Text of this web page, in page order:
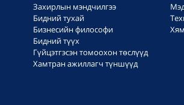
Захирлын мэндчилгээ
Бидний тухай
Бизнесийн философи
Бидний түүх
Гүйцэтгэсэн томоохон төслүүд
Хамтран ажиллагч түншүүд